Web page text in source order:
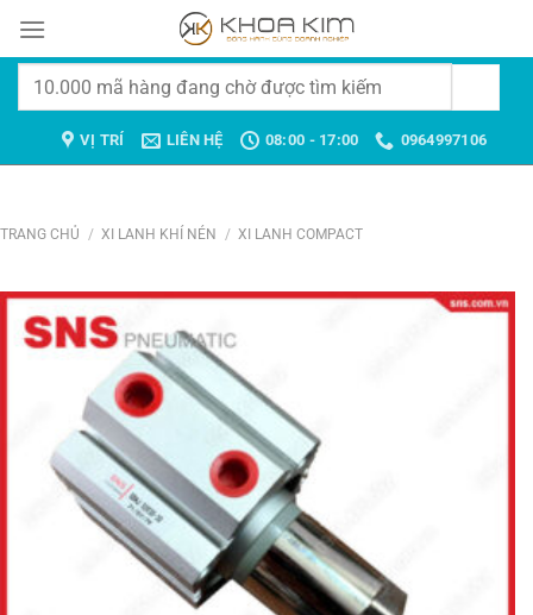
đến
Tìm
VỊ TRÍ LIÊN HỆ 08:00 - 17:00 0964997106
TRANG CHỦ / XI LANH KHÍ NÉN / XI LANH COMPACT